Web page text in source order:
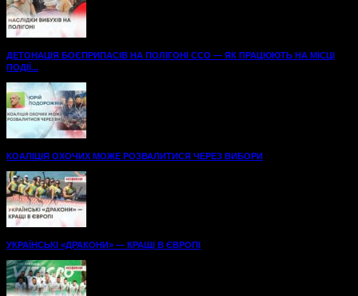
ДЕТОНАЦІЯ БОЄПРИПАСІВ НА ПОЛІГОНІ ССО — ЯК ПРАЦЮЮТЬ НА МІСЦІ
ПОДІЇ...
КОАЛІЦІЯ ОХОЧИХ МОЖЕ РОЗВАЛИТИСЯ ЧЕРЕЗ ВИБОРИ
УКРАЇНСЬКІ «ДРАКОНИ» — КРАЩІ В ЄВРОПІ